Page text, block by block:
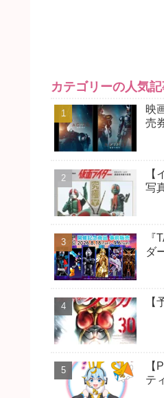
カテゴリーの人気
映
売
【
写
『
ダ
【
【
テ